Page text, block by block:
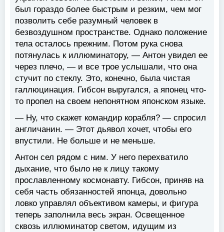
был гораздо более быстрым и резким, чем мог
позволить себе разумный человек в
безвоздушном пространстве. Однако положение
тела осталось прежним. Потом рука снова
потянулась к иллюминатору, — Антон увидел ее
через плечо, — и все трое услышали, что она
стучит по стеклу. Это, конечно, была чистая
галлюцинация. Гибсон выругался, а японец что-
то пропел на своем непонятном японском языке.
— Ну, что скажет командир корабля? — спросил
англичанин. — Этот дьявол хочет, чтобы его
впустили. Не больше и не меньше.
Антон сел рядом с ним. У него перехватило
дыхание, что было не к лицу такому
прославленному космонавту. Гибсон, приняв на
себя часть обязанностей японца, довольно
ловко управлял объективом камеры, и фигура
теперь заполнила весь экран. Освещенное
сквозь иллюминатор светом, идущим из